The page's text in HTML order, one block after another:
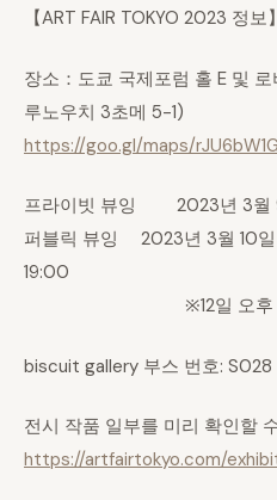
【ART FAIR TOKYO 2023 정보】
장소：도쿄 국제포럼 홀 E 및
루노우치 3초메 5-1)
https://goo.gl/maps/
프라이빗 뷰잉 2023년 3월 9
퍼블릭 뷰잉 2023년 3월 10일
19:00
※12일 오후 4시
biscuit gallery 부스 번호: S028
전시 작품 일부를 미리 확인할
https://artfairtokyo.com/